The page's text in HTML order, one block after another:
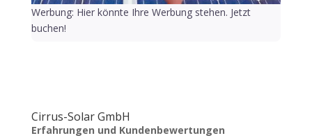
Werbung: Hier könnte Ihre Werbung stehen. Jetzt
buchen!
Cirrus-Solar GmbH
Erfahrungen und Kundenbewertungen